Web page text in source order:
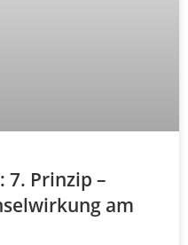
7. Prinzip –
am